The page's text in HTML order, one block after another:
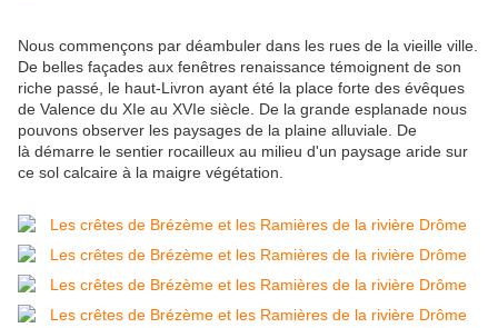
Nous commençons par déambuler dans les rues de la vieille ville.
De belles façades aux fenêtres renaissance témoignent de son
riche passé, le haut-Livron ayant été la place forte des évêques
de Valence du XIe au XVIe siècle. De la grande esplanade nous
pouvons observer les paysages de la plaine alluviale. De
là démarre le sentier rocailleux au milieu d'un paysage aride sur
ce sol calcaire à la maigre végétation.